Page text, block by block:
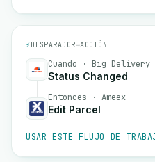
⚡ DISPARADOR→ACCIÓN
Cuando · Big Delivery
Status Changed
Entonces · Ameex
Edit Parcel
USAR ESTE FLUJO DE